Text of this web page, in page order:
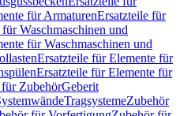
für ArmaturenErsatzteile für
Waschmaschinen und
für Waschmaschinen und
Ersatzteile für Elemente für
Ersatzteile für Elemente für
ZubehörGeberit
TragsystemeZubehör